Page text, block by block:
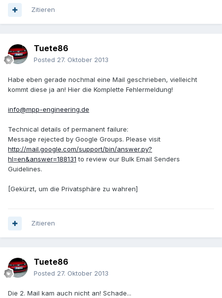
Zitieren
Tuete86
Posted 27. Oktober 2013
Habe eben gerade nochmal eine Mail geschrieben, vielleicht
kommt diese ja an! Hier die Komplette Fehlermeldung!
info@mpp-engineering.de
Technical details of permanent failure:
Message rejected by Google Groups. Please visit
http://mail.google.com/support/bin/answer.py?
hl=en&answer=188131 to review our Bulk Email Senders
Guidelines.
[Gekürzt, um die Privatsphäre zu wahren]
Zitieren
Tuete86
Posted 27. Oktober 2013
Die 2. Mail kam auch nicht an! Schade...